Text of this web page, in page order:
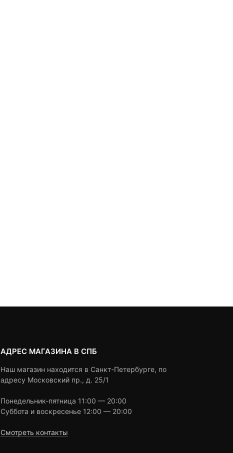
АДРЕС МАГАЗИНА В СПБ
Наш магазин находится в Санкт-Петербурге, по
адресу Московский пр., д. 25/1
Понедельник-пятница 11:00 — 20:00
Суббота и воскресенье 12:00 — 20:00
Смотреть контакты